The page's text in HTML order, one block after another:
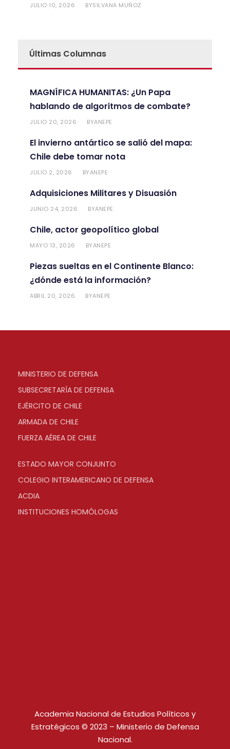
JULIO 10, 2026 BYSILVANA MUÑOZ
Últimas Columnas
MAGNÍFICA HUMANITAS: ¿Un Papa
hablando de algoritmos de combate?
JULIO 20, 2026 BYANEPE
El invierno antártico se salió del mapa:
Chile debe tomar nota
JULIO 2, 2026 BYANEPE
Adquisiciones Militares y Disuasión
JUNIO 24, 2026 BYANEPE
Chile, actor geopolítico global
MAYO 13, 2026 BYANEPE
Piezas sueltas en el Continente Blanco:
¿dónde está la información?
ABRIL 20, 2026 BYANEPE
MINISTERIO DE DEFENSA
SUBSECRETARÍA DE DEFENSA
EJÉRCITO DE CHILE
ARMADA DE CHILE
FUERZA AÉREA DE CHILE
ESTADO MAYOR CONJUNTO
COLEGIO INTERAMERICANO DE DEFENSA
ACDIA
INSTITUCIONES HOMÓLOGAS
Academia Nacional de Estudios Políticos y
Estratégicos © 2023 – Ministerio de Defensa
Nacional.